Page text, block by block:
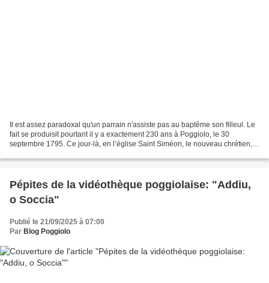
Il est assez paradoxal qu'un parrain n'assiste pas au baptême son filleul. Le
fait se produisit pourtant il y a exactement 230 ans à Poggiolo, le 30
septembre 1795. Ce jour-là, en l’église Saint Siméon, le nouveau chrétien,
Pépites de la vidéothèque poggiolaise: "Addiu,
o Soccia"
Publié le 21/09/2025 à 07:00
Par Blog Poggiolo